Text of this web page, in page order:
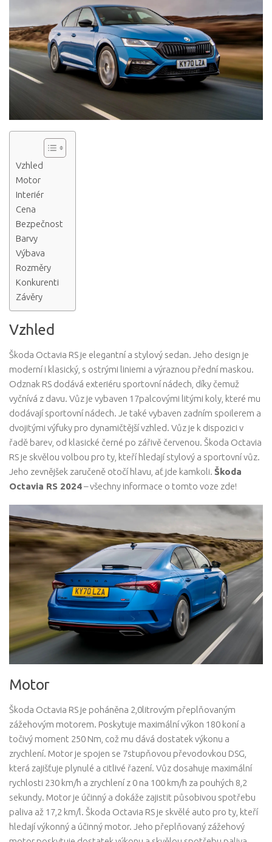
Vzhled
Motor
Interiér
Cena
Bezpečnost
Barvy
Výbava
Rozměry
Konkurenti
Závěry
Vzhled
Škoda Octavia RS je elegantní a stylový sedan. Jeho design je
moderní i klasický, s ostrými liniemi a výraznou přední maskou.
Odznak RS dodává exteriéru sportovní nádech, díky čemuž
vyčnívá z davu. Vůz je vybaven 17palcovými litými koly, které mu
dodávají sportovní nádech. Je také vybaven zadním spoilerem a
dvojitými výfuky pro dynamičtější vzhled. Vůz je k dispozici v
řadě barev, od klasické černé po zářivě červenou. Škoda Octavia
RS je skvělou volbou pro ty, kteří hledají stylový a sportovní vůz.
Jeho zevnějšek zaručeně otočí hlavu, ať jde kamkoli. Škoda
Octavia RS 2024– všechny informace o tomto voze zde!
Motor
Škoda Octavia RS je poháněna 2,0litrovým přeplňovaným
zážehovým motorem. Poskytuje maximální výkon 180 koní a
točivý moment 250 Nm, což mu dává dostatek výkonu a
zrychlení. Motor je spojen se 7stupňovou převodovkou DSG,
která zajišťuje plynulé a citlivé řazení. Vůz dosahuje maximální
rychlosti 230 km/h a zrychlení z 0 na 100 km/h za pouhých 8,2
sekundy. Motor je účinný a dokáže zajistit působivou spotřebu
paliva až 17,2 km/l. Škoda Octavia RS je skvělé auto pro ty, kteří
hledají výkonný a účinný motor. Jeho přeplňovaný zážehový